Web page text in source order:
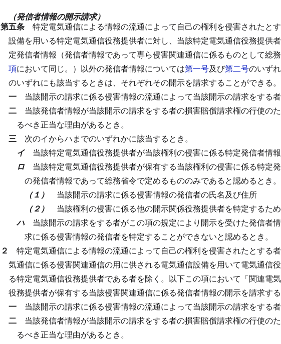
（発信者情報の開示請求）
第五条 特定電気通信による情報の流通によって自己の権利を侵害されたと
設備を用いる特定電気通信役務提供者に対し、当該特定電気通信役務提供
定発信者情報（発信者情報であって専ら侵害関連通信に係るものとして総
項において同じ。）以外の発信者情報については第一号及び第二号のいず
のいずれにも該当するときは、それぞれその開示を請求することができる。
一 当該開示の請求に係る侵害情報の流通によって当該開示の請求をする
二 当該発信者情報が当該開示の請求をする者の損害賠償請求権の行使の
るべき正当な理由があるとき。
三 次のイからハまでのいずれかに該当するとき。
イ 当該特定電気通信役務提供者が当該権利の侵害に係る特定発信者情
ロ 当該特定電気通信役務提供者が保有する当該権利の侵害に係る特定
の発信者情報であって総務省令で定めるもののみであると認めるとき。
（１） 当該開示の請求に係る侵害情報の発信者の氏名及び住所
（２） 当該権利の侵害に係る他の開示関係役務提供者を特定するた
ハ 当該開示の請求をする者がこの項の規定により開示を受けた発信者
求に係る侵害情報の発信者を特定することができないと認めるとき。
２ 特定電気通信による情報の流通によって自己の権利を侵害されたとする者
気通信に係る侵害関連通信の用に供される電気通信設備を用いて電気通信
る特定電気通信役務提供者である者を除く。以下この項において「関連電
役務提供者が保有する当該侵害関連通信に係る発信者情報の開示を請求する
一 当該開示の請求に係る侵害情報の流通によって当該開示の請求をする
二 当該発信者情報が当該開示の請求をする者の損害賠償請求権の行使の
るべき正当な理由があるとき。